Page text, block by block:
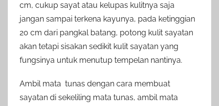
cm, cukup sayat atau kelupas kulitnya saja
jangan sampai terkena kayunya, pada ketinggian
20 cm dari pangkal batang, potong kulit sayatan
akan tetapi sisakan sedikit kulit sayatan yang
fungsinya untuk menutup tempelan nantinya.
Ambil mata tunas dengan cara membuat
sayatan di sekeliling mata tunas, ambil mata